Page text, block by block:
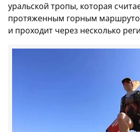
уральской тропы, которая
протяженным горным
и проходит через несколько